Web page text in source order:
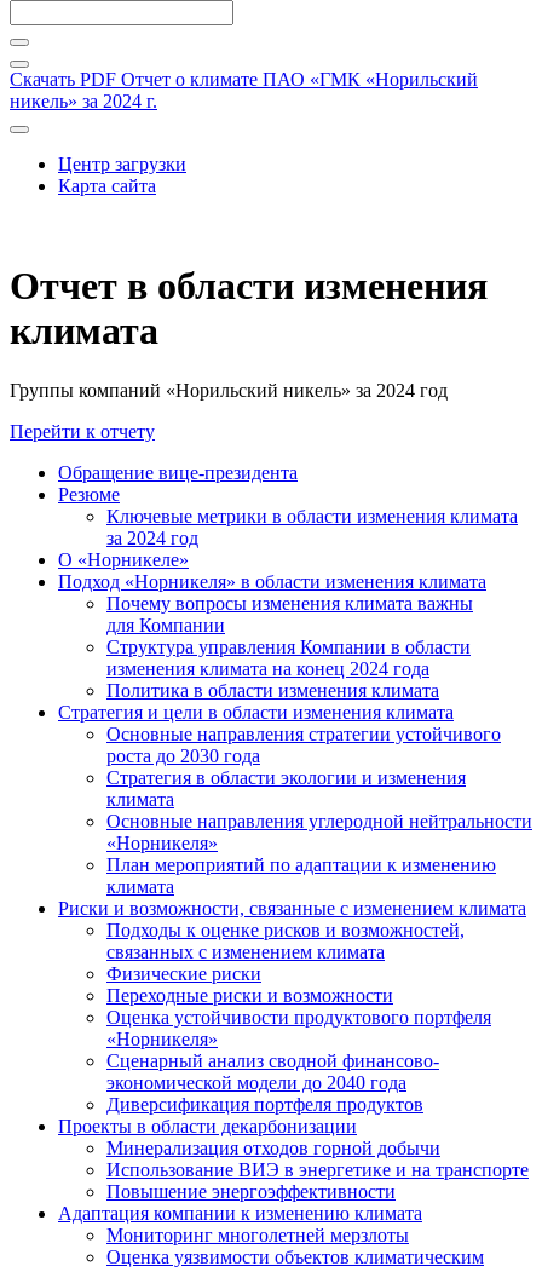
Скачать PDF Отчет о климате ПАО «ГМК «Норильский
никель» за 2024 г.
Центр загрузки
Карта сайта
Отчет в области изменения
климата
Группы компаний «Норильский никель» за 2024 год
Перейти к отчету
Обращение вице-президента
Резюме
Ключевые метрики в области изменения климата
за 2024 год
О «Норникеле»
Подход «Норникеля» в области изменения климата
Почему вопросы изменения климата важны
для Компании
Структура управления Компании в области
изменения климата на конец 2024 года
Политика в области изменения климата
Стратегия и цели в области изменения климата
Основные направления стратегии устойчивого
роста до 2030 года
Стратегия в области экологии и изменения
климата
Основные направления углеродной нейтральности
«Норникеля»
План мероприятий по адаптации к изменению
климата
Риски и возможности, связанные с изменением климата
Подходы к оценке рисков и возможностей,
связанных с изменением климата
Физические риски
Переходные риски и возможности
Оценка устойчивости продуктового портфеля
«Норникеля»
Сценарный анализ сводной финансово-
экономической модели до 2040 года
Диверсификация портфеля продуктов
Проекты в области декарбонизации
Минерализация отходов горной добычи
Использование ВИЭ в энергетике и на транспорте
Повышение энергоэффективности
Адаптация компании к изменению климата
Мониторинг многолетней мерзлоты
Оценка уязвимости объектов климатическим